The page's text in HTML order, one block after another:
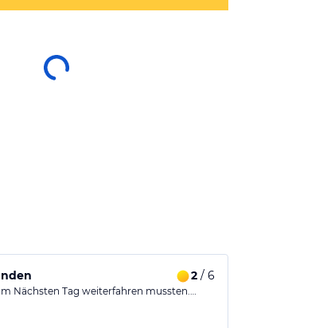
2 / 6
Nächsten Tag weiterfahren mussten.…